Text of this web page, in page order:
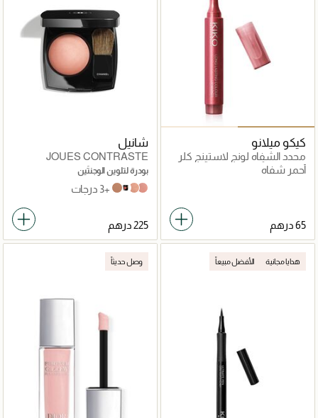
كيكو ميلانو
محدد الشفاه لونج لاستينج كلر
يدوم طويلاً
أحمر شفاه
شانيل
JOUES CONTRASTE
بودرة لتلوين الوجنتَين
71 malice
82 reflex
Foschia Rosa
608 OMBRE +3 درجات
هدايا مجانية الأفضل مبيعاً وصل حديثاً